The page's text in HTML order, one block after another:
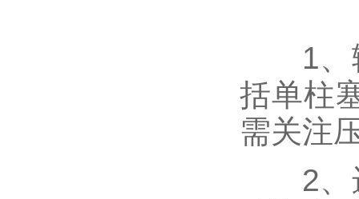
1、输
括单柱
需关注
2、进